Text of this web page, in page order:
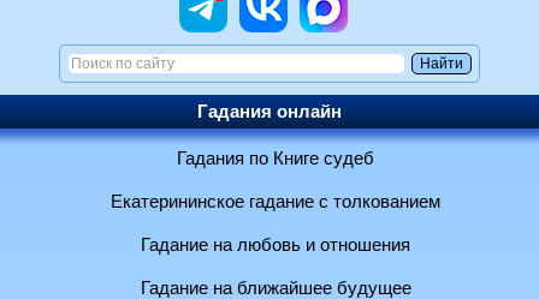
Гадания онлайн
Гадания по Книге судеб
Екатерининское гадание с толкованием
Гадание на любовь и отношения
Гадание на ближайшее будущее